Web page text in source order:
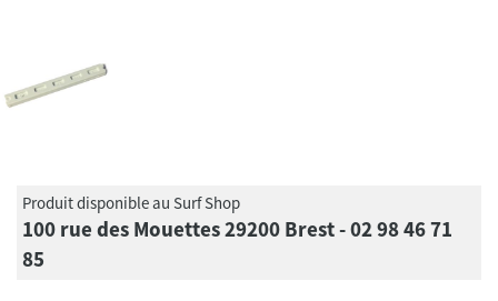
Produit disponible au Surf Shop
100 rue des Mouettes 29200 Brest - 02 98 46 71
85